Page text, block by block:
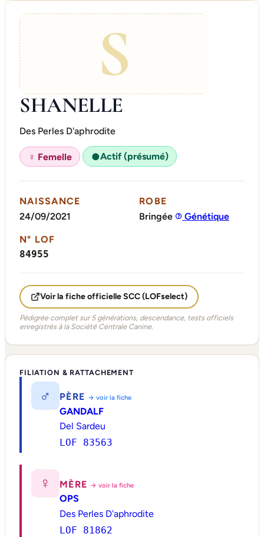
S
SHANELLE
Des Perles D'aphrodite
♀ Femelle ●Actif (présumé)
NAISSANCE
24/09/2021
ROBE
Bringée
Génétique
N° LOF
84955
Voir la fiche officielle SCC (LOFselect)
Pédigrée complet sur 5 générations, descendance, tests officiels
enregistrés à la Société Centrale Canine.
FILIATION & RATTACHEMENT
♂ PÈRE → voir la fiche
GANDALF
Del Sardeu
LOF 83563
♀ MÈRE → voir la fiche
OPS
Des Perles D'aphrodite
LOF 81862